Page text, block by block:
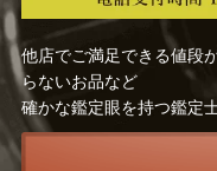
他店でご満足できる値段
らないお品など
確かな鑑定眼を持つ鑑定